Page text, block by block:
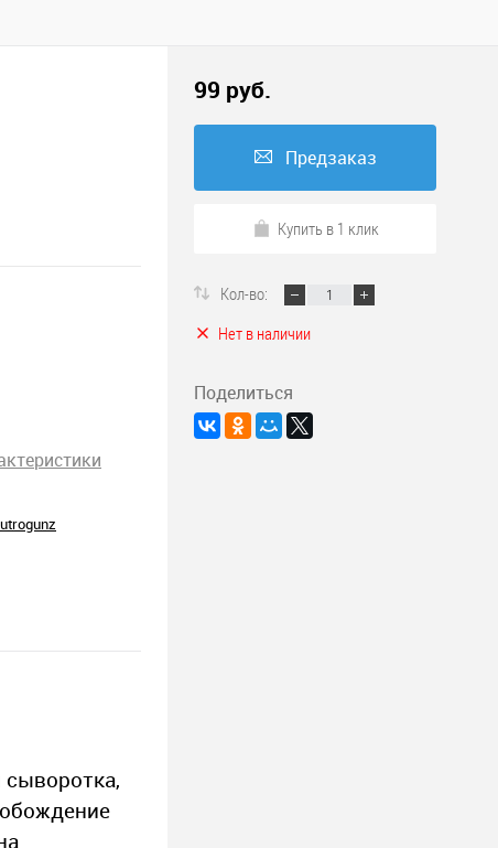
99 руб.
Предзаказ
Купить в 1 клик
Кол-во:
Нет в наличии
Поделиться